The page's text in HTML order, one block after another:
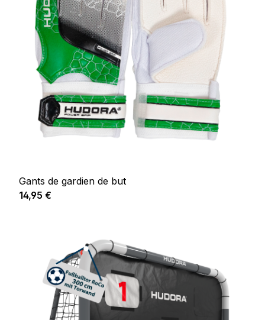
Gants de gardien de but
Prix régulier :
14,95 €